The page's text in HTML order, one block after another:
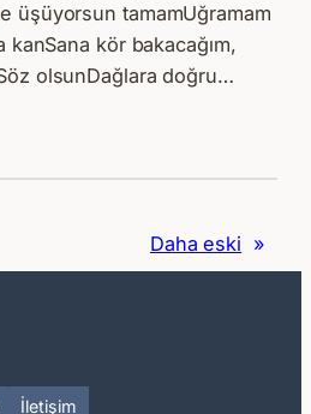
üşüyorsun tamamUğramam
kanSana kör bakacağım,
olsunDağlara doğru…
Daha eski »
İletişim